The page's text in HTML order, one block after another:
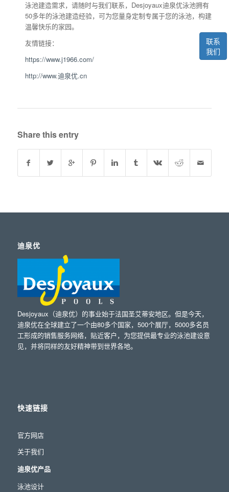
联系
我们
泳池建造需求，请随时与我们联系，Desjoyaux迪泉优泳池拥有
50多年的泳池建造经验，可为您量身定制专属于您的泳池，构建
温馨快乐的家园。
友情链接：
https://www.j1966.com/
http://www.迪泉优.cn
Share this entry
迪泉优
Desjoyaux（迪泉优）的事业始于法国圣艾蒂安地区。但是今天，
迪泉优在全球建立了一个由80多个国家，500个展厅，5000多名员
工形成的销售服务网络，贴近客户，为您提供最专业的泳池建设意
见，并将同样的友好精神带到世界各地。
快速链接
官方网店
关于我们
迪泉优产品
泳池设计